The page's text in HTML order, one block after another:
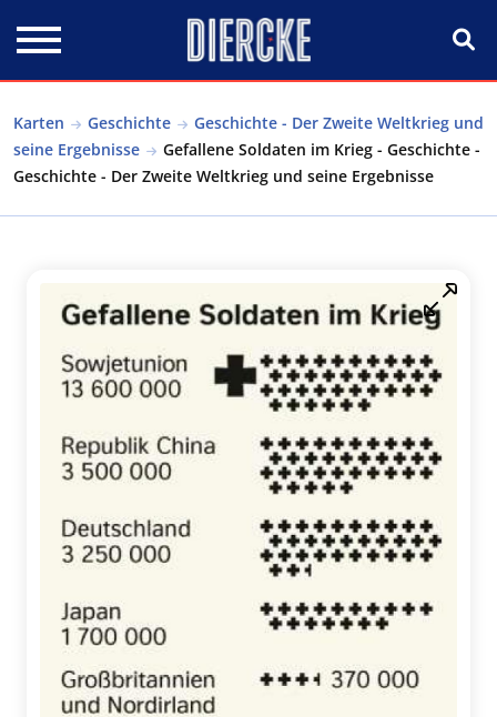
Karten Geschichte
Geschichte - Der Zweite Weltkrieg und
seine Ergebnisse
Gefallene Soldaten im Krieg - Geschichte -
Geschichte - Der Zweite Weltkrieg und seine Ergebnisse